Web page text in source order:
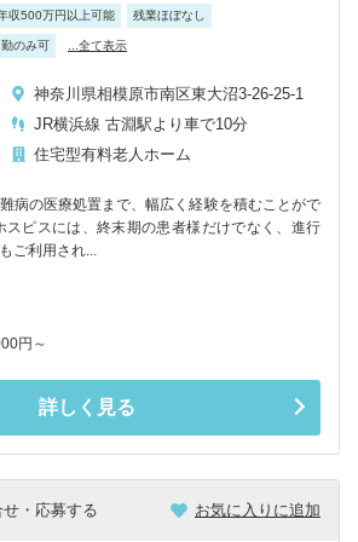
収500万円以上可能 残業ほぼなし
勤のみ可 ...全て表示
神奈川県相模原市南区東大沼3-26-25-1
JR横浜線 古淵駅より車で10分
住宅型有料老人ホーム
病の医療処置まで、幅広く経験を積むことがで
スピスには、終末期の患者様だけでなく、進行
ご利用され...
円～
詳しく見る
・応募する お気に入りに追加